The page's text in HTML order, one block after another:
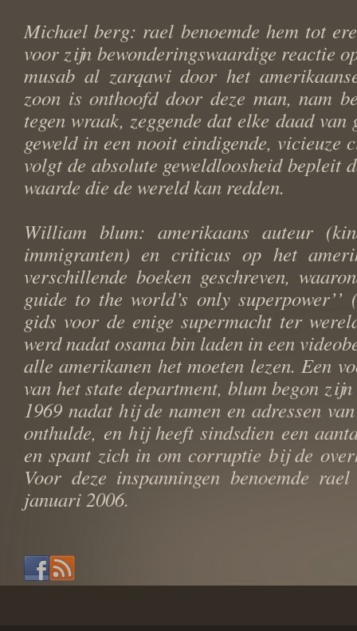
Michael berg: rael benoemde hem tot
voor zijn bewonderingswaardige reactie
musab al zarqawi door het
zoon is onthoofd door deze man, nam
tegen wraak, zeggende dat elke daad
geweld in een nooit eindigende, vicieuze
volgt de absolute geweldloosheid bepleit
waarde die de wereld kan redden.
William blum: amerikaans auteur
immigranten) en criticus op het
verschillende boeken geschreven,
guide to the world’s only superpower’’
gids voor de enige supermacht ter
werd nadat osama bin laden in een
alle amerikanen het moeten lezen. Een
van het state department, blum begon
1969 nadat hij de namen en adressen
onthulde, en hij heeft sindsdien een
en spant zich in om corruptie bij de
Voor deze inspanningen benoemde
januari 2006.